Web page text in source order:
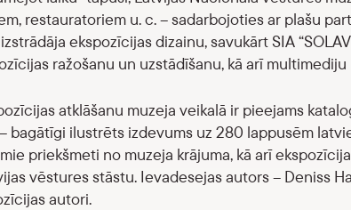
restauratoriem u. c. – sadarbojoties ar plašu
ekspozīcijas dizainu, savukārt SIA
ražošanu un uzstādīšanu, kā arī multimediju
atklāšanu muzeja veikalā ir pieejams
bagātīgi ilustrēts izdevums uz 280 lappusēm
priekšmeti no muzeja krājuma, kā arī
vēstures stāstu. Ievadesejas autors – Deniss
autori.